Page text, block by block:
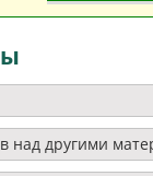
над другими